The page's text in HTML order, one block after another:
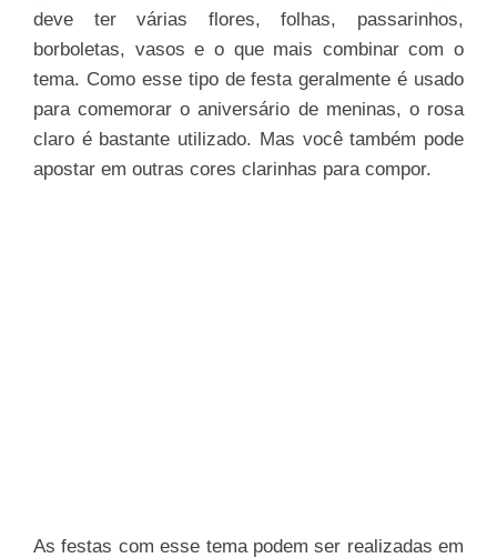
deve ter várias flores, folhas, passarinhos,
borboletas, vasos e o que mais combinar com o
tema. Como esse tipo de festa geralmente é usado
para comemorar o aniversário de meninas, o rosa
claro é bastante utilizado. Mas você também pode
apostar em outras cores clarinhas para compor.
As festas com esse tema podem ser realizadas em